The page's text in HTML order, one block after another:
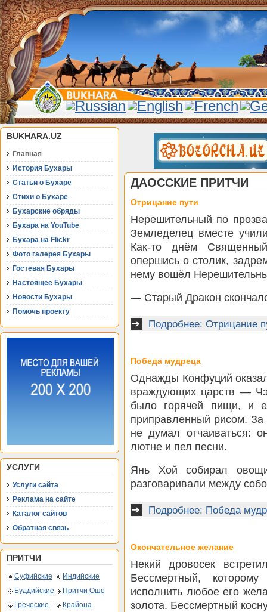
BUKHARA.UZ
Главная
История Бухары
Статьи о Бухаре
Стихи о Бухаре
Бухарские обряды
Бухара на YouTube
Бухара на Flickr
Фото галерея Бухары
Гостевая Бухары
Настоящее Бухары
Новости Бухары
Помочь проекту
УСЛУГИ
Услуги сайта
Реклама на сайте
Каталог сайтов
Обратная связь
ПРИТЧИ
Суфийские
Индийские
Буддийские
Притчи Ошо
Греческие
Крайона
ДАОССКИЕ ПРИТЧИ
Отрицание пути
Нерешительный по
Земледелец вместе
Как-то днём
опершись о столик,
нему вошёл
— Старый Дракон
Подробнее: Отрицание
Победа мудреца
Однажды Конфуций
враждующих царств —
было горячей пищи, и
приправленный рисом. За
не думал отчаиваться:
лютне и пел песни.
Янь Хой собирал
разговаривали между
Подробнее: Победа
Окончательное желание
Некий дровосек
Бессмертный,
исполнить любое его
золота. Бессмертный